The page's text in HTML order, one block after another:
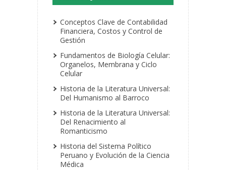
Conceptos Clave de Contabilidad
Financiera, Costos y Control de
Gestión
Fundamentos de Biología Celular:
Organelos, Membrana y Ciclo
Celular
Historia de la Literatura Universal:
Del Humanismo al Barroco
Historia de la Literatura Universal:
Del Renacimiento al
Romanticismo
Historia del Sistema Político
Peruano y Evolución de la Ciencia
Médica